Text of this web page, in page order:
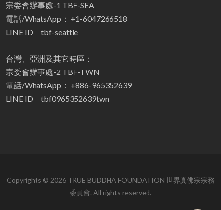
宗委會辦事處-1 TBF-SEA
電話/WhatsApp： +1-6047266518
LINE ID：tbf-seattle
台灣、亞洲及其它時區：
宗委會辦事處-2 TBF-TWN
電話/WhatsApp： +886-965352639
LINE ID：tbf0965352639twn
Copyrights © 2026 TRUE BUDDHA FOUNDATION 世界真佛宗宗務
委員會. All rights reserved.